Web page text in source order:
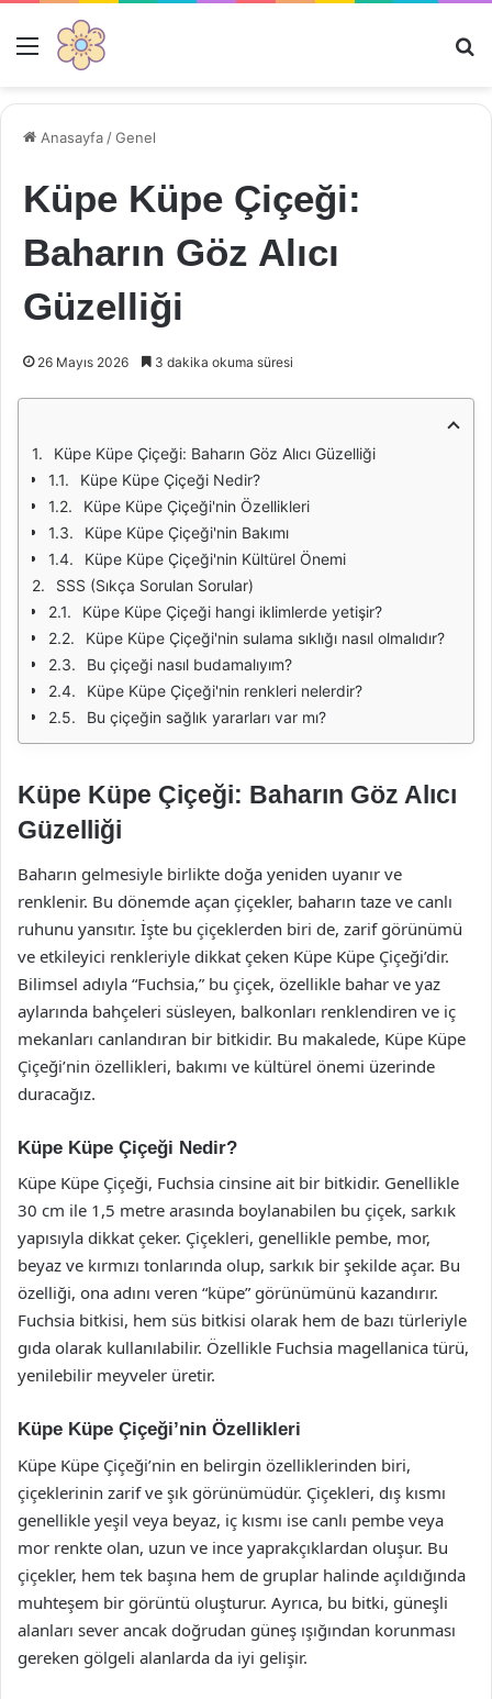
Menü
Anasayfa /Genel
Küpe Küpe Çiçeği:
Baharın Göz Alıcı
Güzelliği
26 Mayıs 2026 3 dakika okuma süresi
Küpe Küpe Çiçeği: Baharın Göz Alıcı Güzelliği
Küpe Küpe Çiçeği Nedir?
Küpe Küpe Çiçeği'nin Özellikleri
Küpe Küpe Çiçeği'nin Bakımı
Küpe Küpe Çiçeği'nin Kültürel Önemi
SSS (Sıkça Sorulan Sorular)
Küpe Küpe Çiçeği hangi iklimlerde yetişir?
Küpe Küpe Çiçeği'nin sulama sıklığı nasıl olmalıdır?
Bu çiçeği nasıl budamalıyım?
Küpe Küpe Çiçeği'nin renkleri nelerdir?
Bu çiçeğin sağlık yararları var mı?
Küpe Küpe Çiçeği: Baharın Göz Alıcı
Güzelliği
Baharın gelmesiyle birlikte doğa yeniden uyanır ve
renklenir. Bu dönemde açan çiçekler, baharın taze ve canlı
ruhunu yansıtır. İşte bu çiçeklerden biri de, zarif görünümü
ve etkileyici renkleriyle dikkat çeken Küpe Küpe Çiçeği’dir.
Bilimsel adıyla “Fuchsia,” bu çiçek, özellikle bahar ve yaz
aylarında bahçeleri süsleyen, balkonları renklendiren ve iç
mekanları canlandıran bir bitkidir. Bu makalede, Küpe Küpe
Çiçeği’nin özellikleri, bakımı ve kültürel önemi üzerinde
duracağız.
Küpe Küpe Çiçeği Nedir?
Küpe Küpe Çiçeği, Fuchsia cinsine ait bir bitkidir. Genellikle
30 cm ile 1,5 metre arasında boylanabilen bu çiçek, sarkık
yapısıyla dikkat çeker. Çiçekleri, genellikle pembe, mor,
beyaz ve kırmızı tonlarında olup, sarkık bir şekilde açar. Bu
özelliği, ona adını veren “küpe” görünümünü kazandırır.
Fuchsia bitkisi, hem süs bitkisi olarak hem de bazı türleriyle
gıda olarak kullanılabilir. Özellikle Fuchsia magellanica türü,
yenilebilir meyveler üretir.
Küpe Küpe Çiçeği’nin Özellikleri
Küpe Küpe Çiçeği’nin en belirgin özelliklerinden biri,
çiçeklerinin zarif ve şık görünümüdür. Çiçekleri, dış kısmı
genellikle yeşil veya beyaz, iç kısmı ise canlı pembe veya
mor renkte olan, uzun ve ince yaprakçıklardan oluşur. Bu
çiçekler, hem tek başına hem de gruplar halinde açıldığında
muhteşem bir görüntü oluşturur. Ayrıca, bu bitki, güneşli
alanları sever ancak doğrudan güneş ışığından korunması
gereken gölgeli alanlarda da iyi gelişir.